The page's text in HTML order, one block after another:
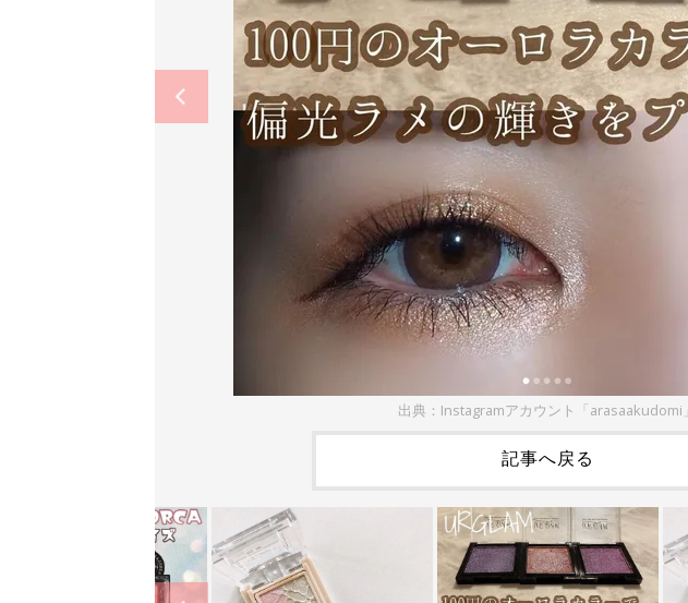
出典：Instagramアカウント「arasaakudomi」
記事へ戻る